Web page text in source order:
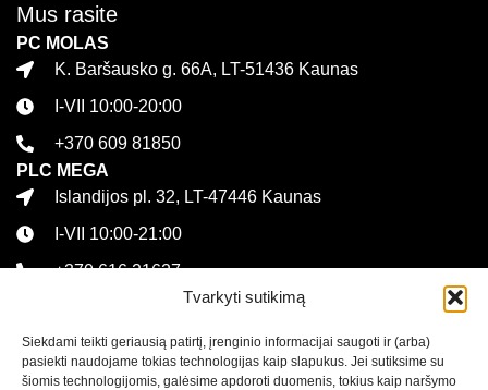
Tvarkyti sutikimą
Siekdami teikti geriausią patirtį, įrenginio informacijai saugoti ir (arba)
pasiekti naudojame tokias technologijas kaip slapukus. Jei sutiksime su
šiomis technologijomis, galėsime apdoroti duomenis, tokius kaip naršymo
Mus rasite
PC MOLAS
K. Baršausko g. 66A, LT-51436 Kaunas
I-VII 10:00-20:00
+370 609 81850
PLC MEGA
Islandijos pl. 32, LT-47446 Kaunas
I-VII 10:00-21:00
+370 616 21627
Pirkimo sąlygos ir taisyklės